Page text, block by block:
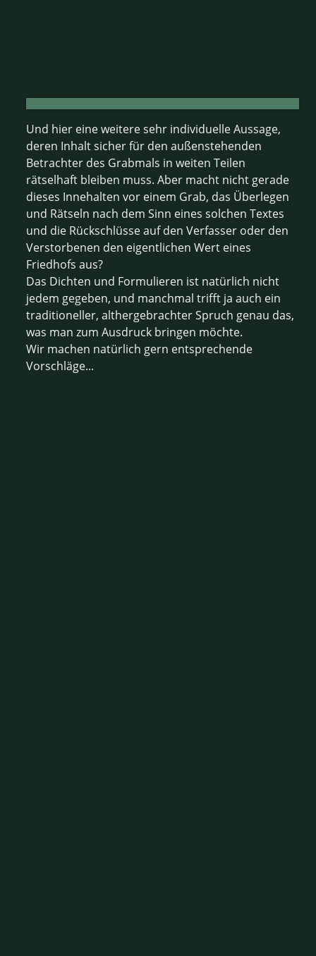
Und hier eine weitere sehr individuelle Aussage,
deren Inhalt sicher für den außenstehenden
Betrachter des Grabmals in weiten Teilen
rätselhaft bleiben muss. Aber macht nicht gerade
dieses Innehalten vor einem Grab, das Überlegen
und Rätseln nach dem Sinn eines solchen Textes
und die Rückschlüsse auf den Verfasser oder den
Verstorbenen den eigentlichen Wert eines
Friedhofs aus?
Das Dichten und Formulieren ist natürlich nicht
jedem gegeben, und manchmal trifft ja auch ein
traditioneller, althergebrachter Spruch genau das,
was man zum Ausdruck bringen möchte.
Wir machen natürlich gern entsprechende
Vorschläge...